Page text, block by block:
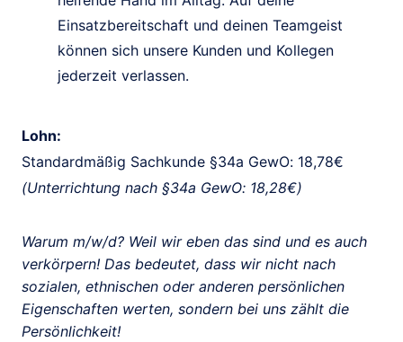
Einsatzbereitschaft und deinen Teamgeist
können sich unsere Kunden und Kollegen
jederzeit verlassen.
Lohn:
Standardmäßig Sachkunde §34a GewO: 18,78€
(Unterrichtung nach §34a GewO: 18,28€)
Warum m/w/d? Weil wir eben das sind und es auch
verkörpern! Das bedeutet, dass wir nicht nach
sozialen, ethnischen oder anderen persönlichen
Eigenschaften werten, sondern bei uns zählt die
Persönlichkeit!